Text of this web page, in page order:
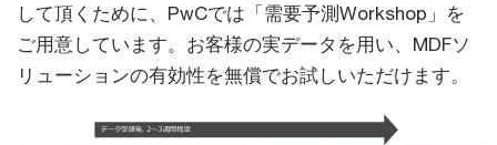
して頂くために、PwCでは「需要予測Workshop」を
ご用意しています。お客様の実データを用い、MDFソ
リューションの有効性を無償でお試しいただけます。